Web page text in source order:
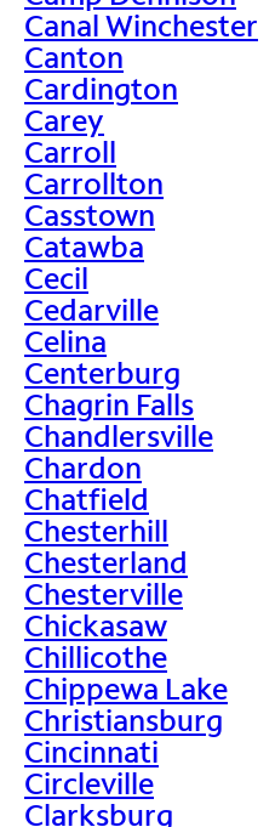
Canal Winchester
Canton
Cardington
Carey
Carroll
Carrollton
Casstown
Catawba
Cecil
Cedarville
Celina
Centerburg
Chagrin Falls
Chandlersville
Chardon
Chatfield
Chesterhill
Chesterland
Chesterville
Chickasaw
Chillicothe
Chippewa Lake
Christiansburg
Cincinnati
Circleville
Clarksburg